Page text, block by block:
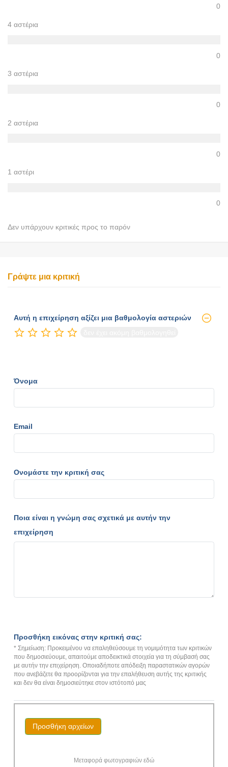
0
4 αστέρια
0
3 αστέρια
0
2 αστέρια
0
1 αστέρι
0
Δεν υπάρχουν κριτικές προς το παρόν
Γράψτε μια κριτική
Αυτή η επιχείρηση αξίζει μια βαθμολογία αστεριών
Όνομα
Email
Ονομάστε την κριτική σας
Ποια είναι η γνώμη σας σχετικά με αυτήν την
επιχείρηση
Προσθήκη εικόνας στην κριτική σας:
* Σημείωση: Προκειμένου να επαληθεύσουμε τη νομιμότητα των κριτικών
που δημοσιεύουμε, απαιτούμε αποδεικτικά στοιχεία για τη σύμβασή σας
με αυτήν την επιχείρηση. Οποιαδήποτε απόδειξη παραστατικών αγορών
που ανεβάζετε θα προορίζονται για την επαλήθευση αυτής της κριτικής
και δεν θα είναι δημοσιεύτηκε στον ιστότοπό μας
Προσθήκη αρχείων
Μεταφορά φωτογραφιών εδώ